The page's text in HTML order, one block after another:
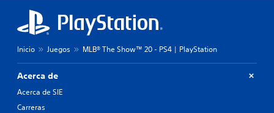
Inicio Juegos MLB® The Show™ 20 - PS4 | PlayStation
Acerca de
Acerca de SIE
Carreras